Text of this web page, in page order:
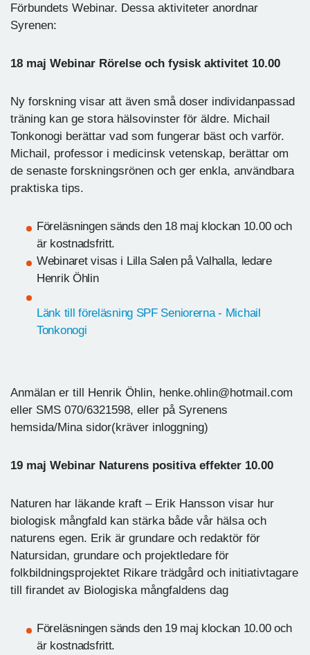
Förbundets Webinar. Dessa aktiviteter anordnar
Syrenen:
18 maj Webinar Rörelse och fysisk aktivitet 10.00
Ny forskning visar att även små doser individanpassad
träning kan ge stora hälsovinster för äldre. Michail
Tonkonogi berättar vad som fungerar bäst och varför.
Michail, professor i medicinsk vetenskap, berättar om
de senaste forskningsrönen och ger enkla, användbara
praktiska tips.
Föreläsningen sänds den 18 maj klockan 10.00 och
är kostnadsfritt.
Webinaret visas i Lilla Salen på Valhalla, ledare
Henrik Öhlin
Länk till föreläsning SPF Seniorerna - Michail
Tonkonogi
Anmälan er till Henrik Öhlin, henke.ohlin@hotmail.com
eller SMS 070/6321598, eller på Syrenens
hemsida/Mina sidor(kräver inloggning)
19 maj Webinar Naturens positiva effekter 10.00
Naturen har läkande kraft – Erik Hansson visar hur
biologisk mångfald kan stärka både vår hälsa och
naturens egen. Erik är grundare och redaktör för
Natursidan, grundare och projektledare för
folkbildningsprojektet Rikare trädgård och initiativtagare
till firandet av Biologiska mångfaldens dag
Föreläsningen sänds den 19 maj klockan 10.00 och
är kostnadsfritt.